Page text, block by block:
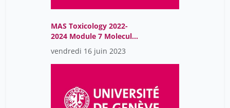
MAS Toxicology 2022-
2024 Module 7 Molecular
Endocrinology
vendredi 16 juin 2023